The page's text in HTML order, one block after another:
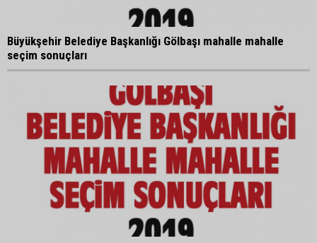
Büyükşehir Belediye Başkanlığı Gölbaşı mahalle mahalle
seçim sonuçları